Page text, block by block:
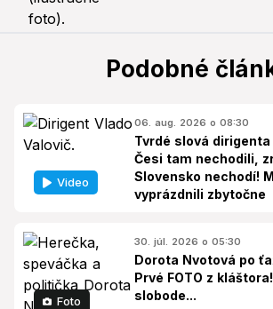
Podobné
Video
06. aug. 2026 o 08:30
Tvrdé slová dirigenta
Česi tam nechodili,
Slovensko nechodí!
vyprázdnili zbytočne
Foto
30. júl. 2026 o 05:30
Dorota Nvotová po
Prvé FOTO z
slobode...